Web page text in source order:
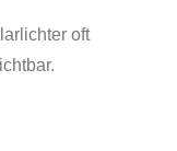
oft